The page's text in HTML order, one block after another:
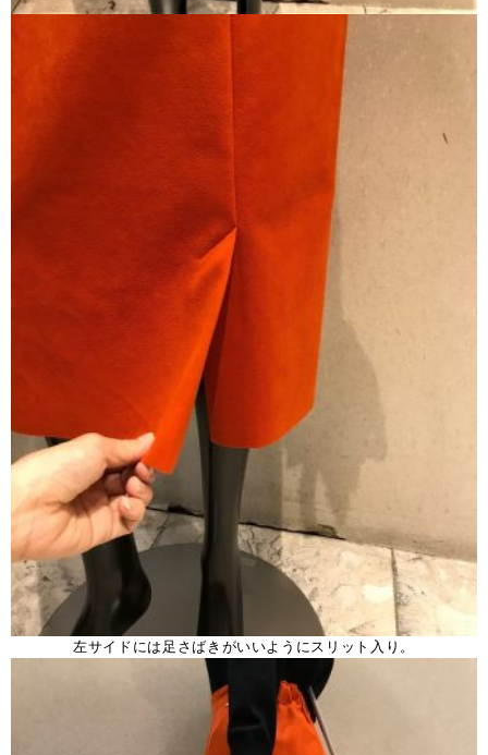
左サイドには足さばきがいいようにスリット入り。